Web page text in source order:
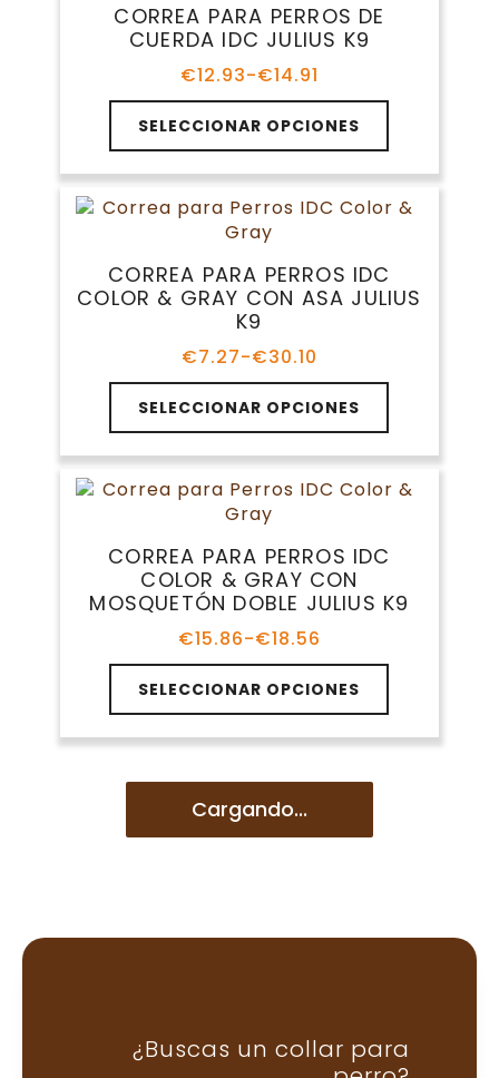
¿Buscas un collar para
se
pueden
en
página
de
producto
CORREA PARA PERROS DE
CUERDA IDC JULIUS K9
€12.93-€14.91
Rango
de
precios:
desde
€12.93
hasta
€14.91
SELECCIONAR OPCIONES
Este
producto
tiene
múltiples
variantes.
se
pueden
la
página
de
producto
CORREA PARA PERROS IDC
COLOR & GRAY CON ASA JULIUS
K9
€7.27-€30.10
Rango
de
precios:
desde
€7.27
hasta
€30.10
SELECCIONAR OPCIONES
Este
producto
tiene
múltiples
variantes.
se
pueden
elegir
la
página
de
producto
CORREA PARA PERROS IDC
COLOR & GRAY CON
MOSQUETÓN DOBLE JULIUS K9
€15.86-€18.56
Rango
de
precios:
desde
€15.86
hasta
SELECCIONAR OPCIONES
Este
producto
tiene
múltiples
opciones
se
la
Cargando...